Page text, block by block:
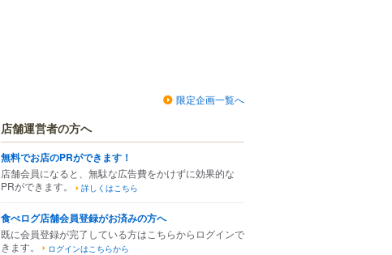
限定企画一覧へ
店舗運営者の方へ
無料でお店のPRができます！
店舗会員になると、無駄な広告費をかけずに効果的な
PRができます。
詳しくはこちら
食べログ店舗会員登録がお済みの方へ
既に会員登録が完了している方はこちらからログインで
きます。
ログインはこちらから